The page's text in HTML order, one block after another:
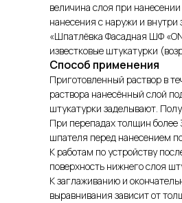
величина слоя при
нанесения с наружи и внутри
«Шпатлёвка Фасадная ШФ
известковые штукатурки
Способ применения
Приготовленный раствор в
раствора нанесённый слой
штукатурки заделывают.
При перепадах толщин более
шпателя перед нанесением
К работам по устройству
поверхность нижнего слоя
К заглаживанию и
выравнивания зависит от